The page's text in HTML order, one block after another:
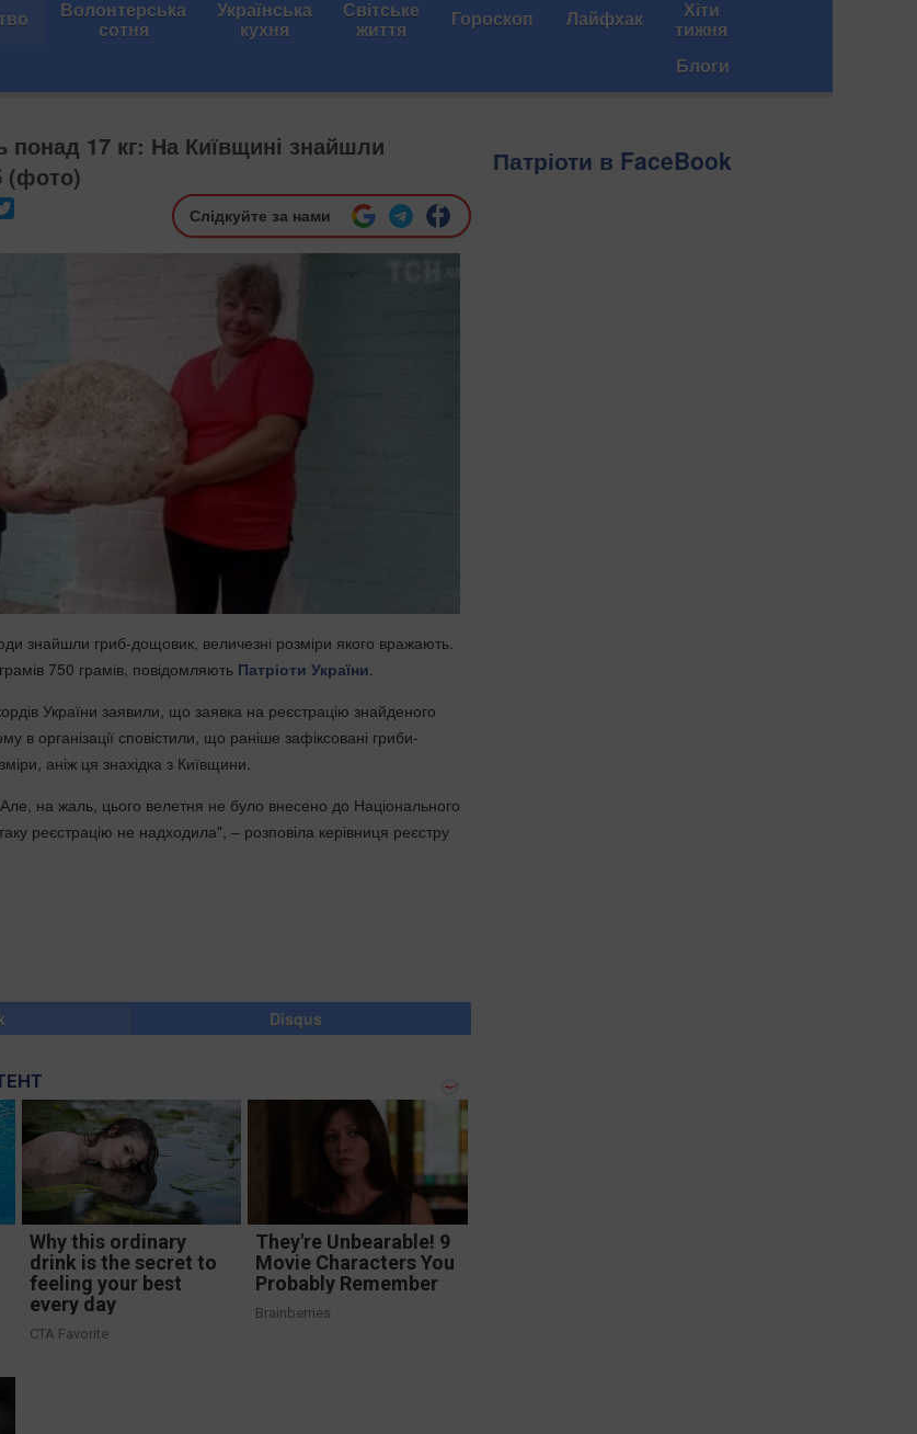
Волонтерська
сотня
Українська
кухня
Світське
життя Гороскоп Лайфхак Хіти
тижня
Блоги
понад 17 кг: На Київщині знайшли
(фото)
Слідкуйте за нами
знайшли гриб-дощовик, величезні розміри якого вражають.
750 грамів, повідомляють Патріоти України.
України заявили, що заявка на реєстрацію знайденого
в організації сповістили, що раніше зафіксовані гриби-
аніж ця знахідка з Київщини.
на жаль, цього велетня не було внесено до Національного
реєстрацію не надходила", – розповіла керівниця реєстру
Disqus
Why this ordinary
drink is the secret to
feeling your best
every day
CTA Favorite
They're Unbearable! 9
Movie Characters You
Probably Remember
Brainberries
Патріоти в FaceBook